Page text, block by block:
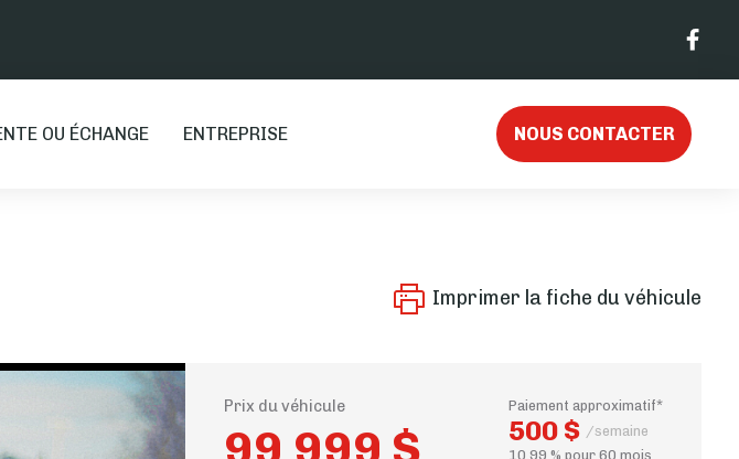
OU ÉCHANGE ENTREPRISE NOUS CONTACTER
Imprimer la fiche du véhicule
Prix du véhicule Paiement approximatif*
500 $ /semaine
10.99 % pour 60 mois